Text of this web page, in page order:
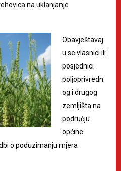
na uklanjanje
Obavještavaj
u se vlasnici ili
posjednici
poljoprivredn
og i drugog
zemljišta na
području
općine
o poduzimanju mjera